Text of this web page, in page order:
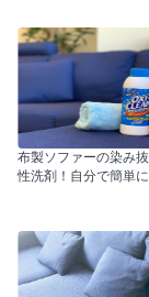
布製ソファーの染み
性洗剤！自分で簡単